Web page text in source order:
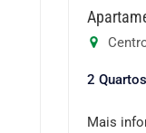
2 Quartos
Mais